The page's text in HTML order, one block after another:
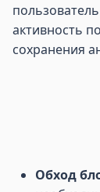
активность
сохранения
Обход